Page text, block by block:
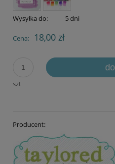
Wysyłka do: 5 dni
Cena: 18,00 zł
szt
Producent: